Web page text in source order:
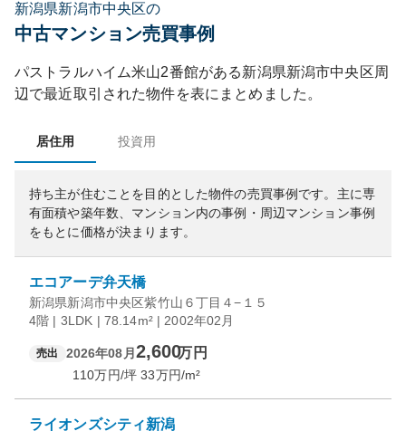
新潟県新潟市中央区の
中古マンション売買事例
パストラルハイム米山2番館がある新潟県新潟市中央区周
辺で最近取引された物件を表にまとめました。
居住用 投資用
持ち主が住むことを目的とした物件の売買事例です。 主に専
有面積や築年数、マンション内の事例・周辺マンション事例
をもとに価格が決まります。
エコアーデ弁天橋
新潟県新潟市中央区紫竹山６丁目４−１５
4階 | 3LDK | 78.14m² | 2002年02月
売出 2026年08月 2,600万円
110万円/坪 33万円/m²
ライオンズシティ新潟